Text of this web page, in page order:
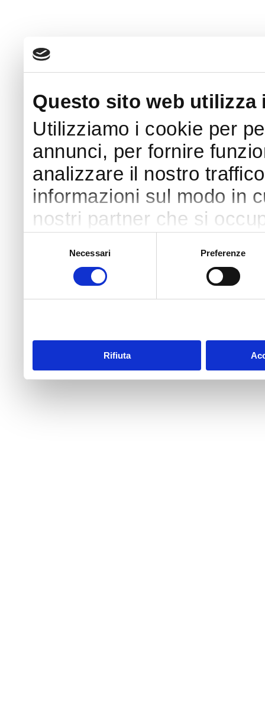
Questo sito web utilizza
Utilizziamo i cookie per
annunci, per fornire
analizzare il nostro
informazioni sul modo in
nostri partner che si
con altre informazioni
raccolto dal tuo utilizzo
Necessari Preferenze
Rifiuta